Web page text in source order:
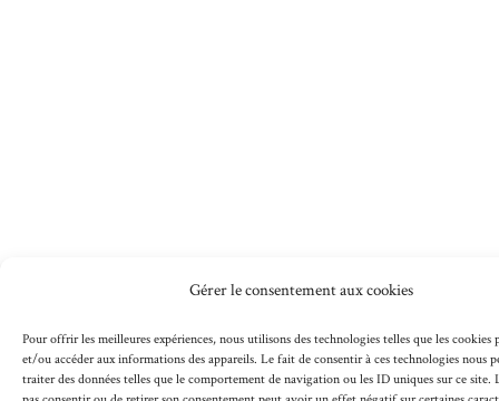
Gérer le consentement aux cookies
Pour offrir les meilleures expériences, nous utilisons des technologies telles que les cookies
et/ou accéder aux informations des appareils. Le fait de consentir à ces technologies nous
traiter des données telles que le comportement de navigation ou les ID uniques sur ce site.